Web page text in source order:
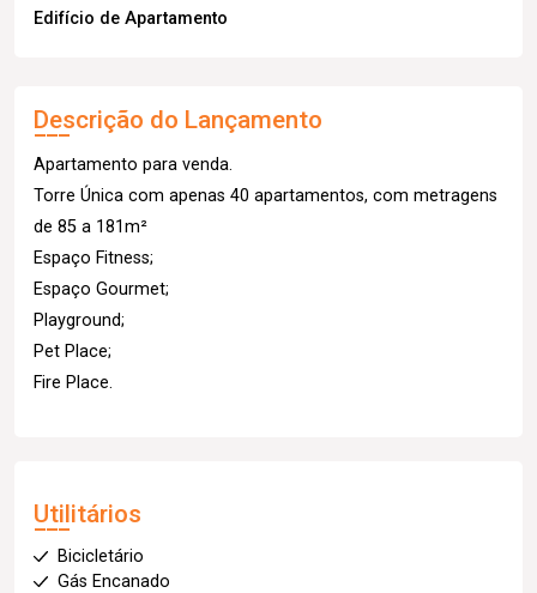
Edifício de Apartamento
Descrição do Lançamento
Apartamento para venda.
Torre Única com apenas 40 apartamentos, com metragens
de 85 a 181m²
Espaço Fitness;
Espaço Gourmet;
Playground;
Pet Place;
Fire Place.
Utilitários
Bicicletário
Gás Encanado